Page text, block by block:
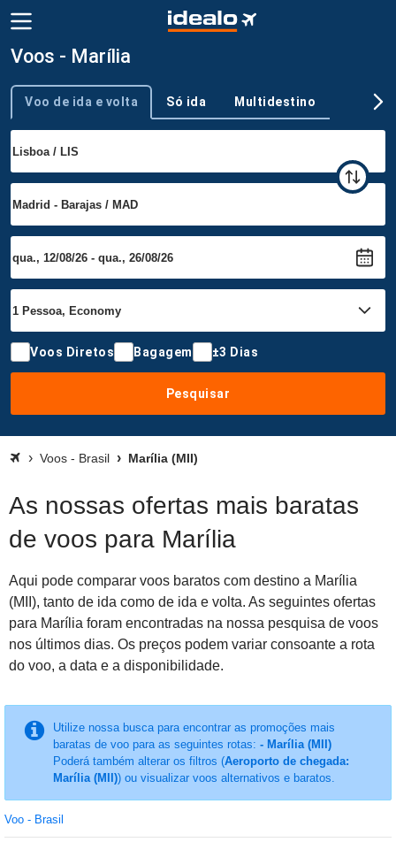
Voos - Marília
Tipo de viagem
Voo de ida e volta Só ida Multidestino
Voos Diretos Bagagem ±3 Dias
Pesquisar
Voos - Brasil Marília (MII)
As nossas ofertas mais baratas
de voos para Marília
Aqui pode comparar voos baratos com destino a Marília
(MII), tanto de ida como de ida e volta. As seguintes ofertas
para Marília foram encontradas na nossa pesquisa de voos
nos últimos dias. Os preços podem variar consoante a rota
do voo, a data e a disponibilidade.
Utilize nossa busca para encontrar as promoções mais
baratas de voo para as seguintes rotas: - Marília (MII)
Poderá também alterar os filtros (Aeroporto de chegada:
Marília (MII)) ou visualizar voos alternativos e baratos.
Voo - Brasil